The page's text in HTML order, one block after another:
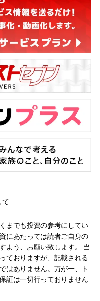
て
までも投資の参考にしてい
にあたっては読者ご自身の
よう、お願い致します。 当
ておりますが、記載される
はありません。万が一、ト
証は一切行っておりません